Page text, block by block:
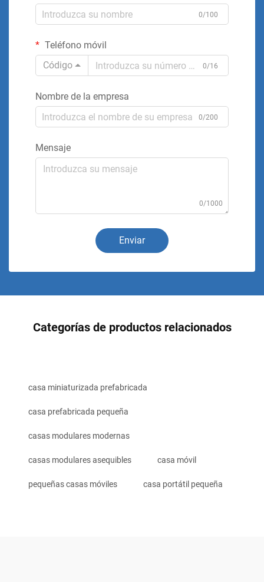
0/100
Teléfono móvil
Código
0/16
Nombre de la empresa
0/200
Mensaje
0/1000
Enviar
Categorías de productos relacionados
casa miniaturizada prefabricada
casa prefabricada pequeña
casas modulares modernas
casas modulares asequibles casa móvil
pequeñas casas móviles casa portátil pequeña